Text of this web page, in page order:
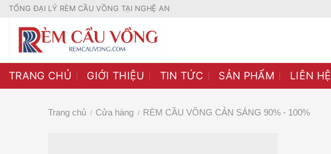
Skip
content
TỔNG ĐẠI LÝ RÈM CẦU VỒNG TẠI NGHỆ AN
TRANG CHỦ GIỚI THIỆU TIN TỨC SẢN PHẨM LIÊN HỆ
Trang chủ / Cửa hàng / RÈM CẦU VỒNG CẢN SÁNG 90% - 100%